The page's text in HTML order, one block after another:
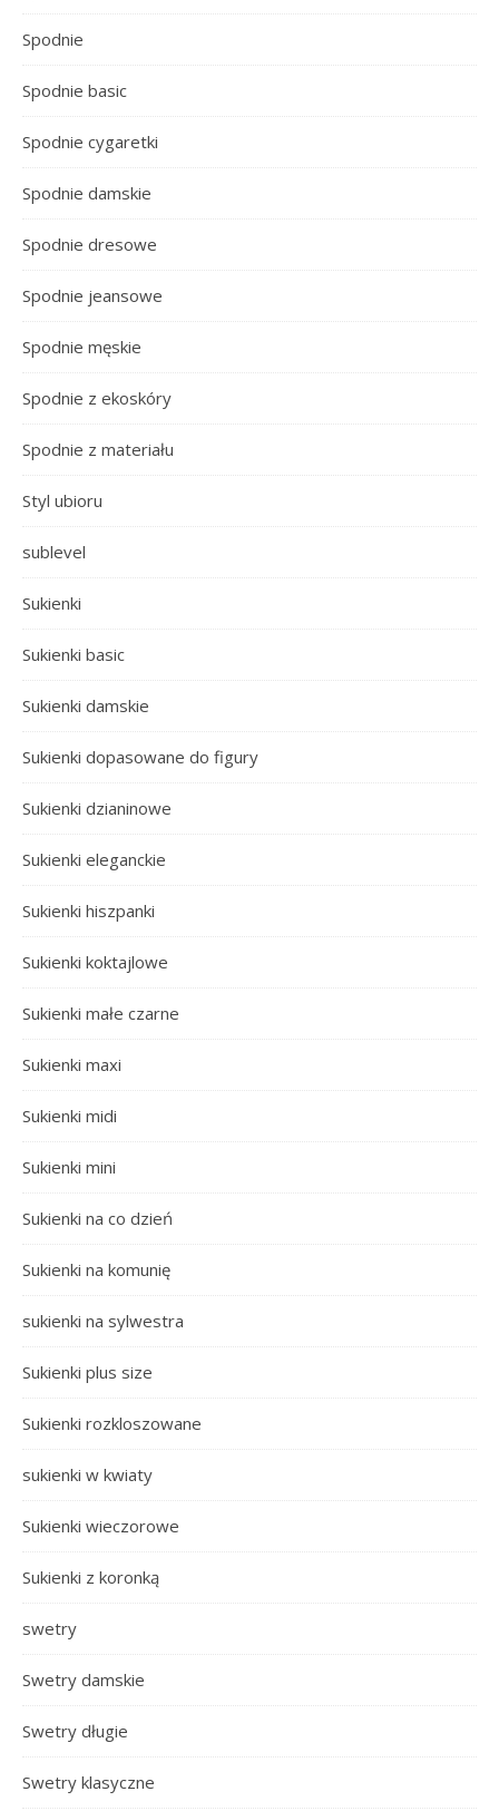
Spodnie
Spodnie basic
Spodnie cygaretki
Spodnie damskie
Spodnie dresowe
Spodnie jeansowe
Spodnie męskie
Spodnie z ekoskóry
Spodnie z materiału
Styl ubioru
sublevel
Sukienki
Sukienki basic
Sukienki damskie
Sukienki dopasowane do figury
Sukienki dzianinowe
Sukienki eleganckie
Sukienki hiszpanki
Sukienki koktajlowe
Sukienki małe czarne
Sukienki maxi
Sukienki midi
Sukienki mini
Sukienki na co dzień
Sukienki na komunię
sukienki na sylwestra
Sukienki plus size
Sukienki rozkloszowane
sukienki w kwiaty
Sukienki wieczorowe
Sukienki z koronką
swetry
Swetry damskie
Swetry długie
Swetry klasyczne